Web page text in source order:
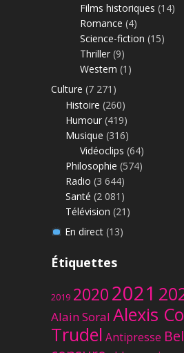
Films historiques (14)
Romance (4)
Science-fiction (15)
Thriller (9)
Western (1)
Culture (7 271)
Histoire (260)
Humour (419)
Musique (316)
Vidéoclips (64)
Philosophie (574)
Radio (3 644)
Santé (2 081)
Télévision (21)
En direct(13)
Étiquettes
2019 20202021
Alain Soral Alexis
Trudel Antipresse